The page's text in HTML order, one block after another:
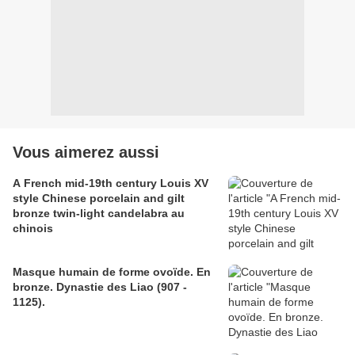
Vous aimerez aussi
A French mid-19th century Louis XV
style Chinese porcelain and gilt
bronze twin-light candelabra au
chinois
Masque humain de forme ovoïde. En
bronze. Dynastie des Liao (907 -
1125).